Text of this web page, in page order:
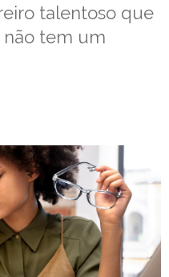
talentoso que
não tem um